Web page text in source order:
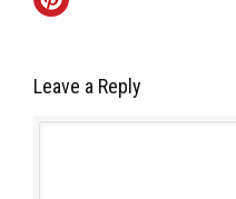
Leave a Reply